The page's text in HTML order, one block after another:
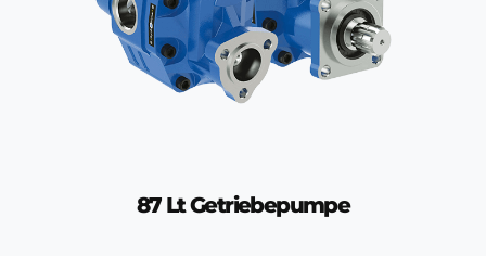
87 Lt Getriebepumpe